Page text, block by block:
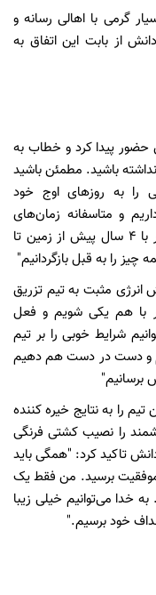
گرمی با اهالی رسانه و
از بابت این اتفاق به
حضور پیدا کرد و خطاب به
باشید. مطمئن باشید
را به روزهای اوج خود
زمان داریم و متاسفانه زمان‌های
زیادی را از دست داده‌ایم. شرایط حال حاضر با 4 سال پیش از زمین تا
را به قبل بازگردانیم"
مثبت به تیم تزریق
با هم یکی شویم و فعل
شرایط خوبی را بر تیم
و دست در دست هم دهیم
برسانیم"
را به نتایج خیره کننده
ارزشمند را نصیب کشتی فرنگی
تاکید کرد: "همگی باید
برسید. من فقط یک
خدا می‌توانیم خیلی زیبا
خود برسیم."